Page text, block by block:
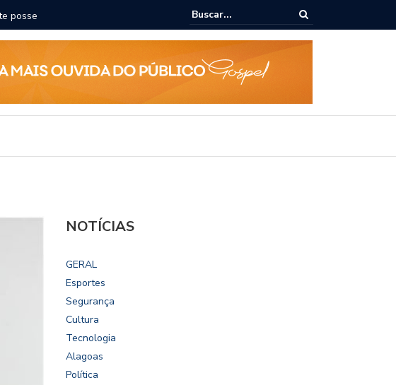
Câmara dialoga com UFAL e Faculdade de Coimbra sobre
Legislativo
NOTÍCIAS
GERAL
Esportes
Segurança
Cultura
Tecnologia
Alagoas
Política